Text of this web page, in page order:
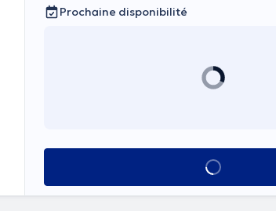
Prochaine disponibilité
Voir tout